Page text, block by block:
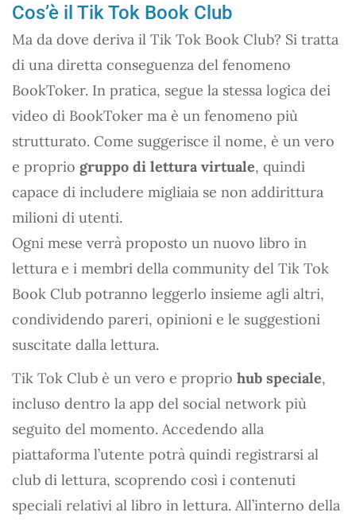
Cos’è il Tik Tok Book Club
Ma da dove deriva il Tik Tok Book Club? Si tratta
di una diretta conseguenza del fenomeno
BookToker. In pratica, segue la stessa logica dei
video di BookToker ma è un fenomeno più
strutturato. Come suggerisce il nome, è un vero
e proprio gruppo di lettura virtuale, quindi
capace di includere migliaia se non addirittura
milioni di utenti.
Ogni mese verrà proposto un nuovo libro in
lettura e i membri della community del Tik Tok
Book Club potranno leggerlo insieme agli altri,
condividendo pareri, opinioni e le suggestioni
suscitate dalla lettura.
Tik Tok Club è un vero e proprio hub speciale,
incluso dentro la app del social network più
seguito del momento. Accedendo alla
piattaforma l’utente potrà quindi registrarsi al
club di lettura, scoprendo così i contenuti
speciali relativi al libro in lettura. All’interno della